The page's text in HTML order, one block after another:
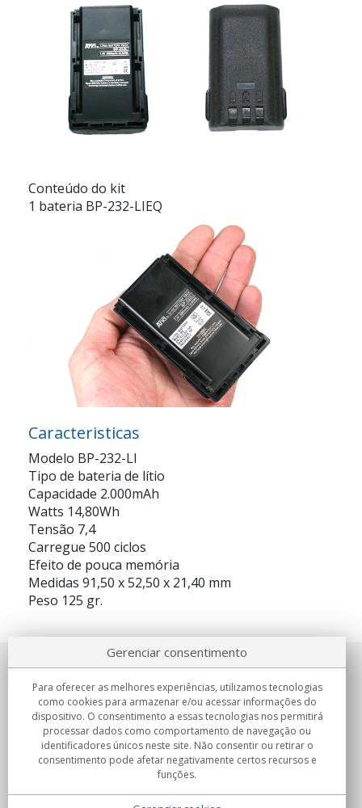
Conteúdo do kit
1 bateria BP-232-LIEQ
Caracteristicas
Modelo BP-232-LI
Tipo de bateria de lítio
Capacidade 2.000mAh
Watts 14,80Wh
Tensão 7,4
Carregue 500 ciclos
Efeito de pouca memória
Medidas 91,50 x 52,50 x 21,40 mm
Peso 125 gr.
Sobre nosotros
Compromissos
Compras
Gerenciar consentimento
Para oferecer as melhores experiências, utilizamos tecnologias
como cookies para armazenar e/ou acessar informações do
dispositivo. O consentimento a essas tecnologias nos permitirá
processar dados como comportamento de navegação ou
identificadores únicos neste site. Não consentir ou retirar o
consentimento pode afetar negativamente certos recursos e
funções.